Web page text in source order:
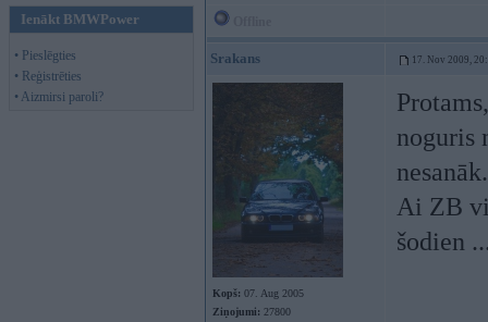
Ienākt BMWPower
• Pieslēgties
• Reģistrēties
• Aizmirsi paroli?
Srakans 17. Nov 2009,
Kopš: 07. Aug 2005
Ziņojumi: 27800
noguris
Ai ZB
šodien